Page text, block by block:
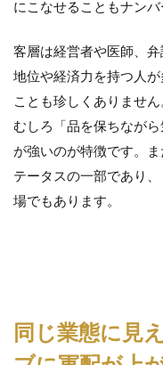
実は
会系
が、
高級
クラ
ブで
働く
のに
向い
てい
る理
に
染
ま
にこなせることもナン
客層は経営者や医師、
地位や経済力を持つ人
ことも珍しくありませ
むしろ「品を保ちなが
が強いのが特徴です。
テータスの一部であり
場でもあります。
同じ業態に見